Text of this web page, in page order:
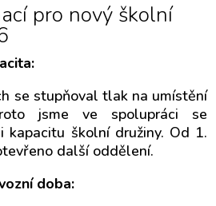
pro nový školní
se stupňoval tlak na umístění
jsme ve spolupráci se
kapacitu školní družiny. Od 1.
další oddělení.
doba: